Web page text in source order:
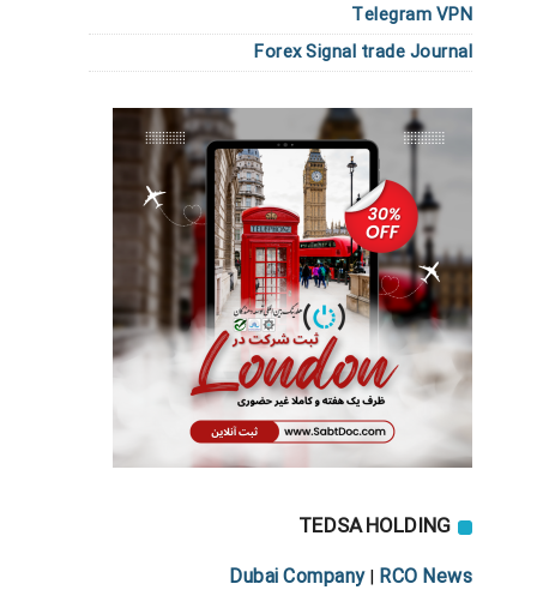
Telegram VPN
Forex Signal trade Journal
TEDSA HOLDING
Dubai Company| RCO News